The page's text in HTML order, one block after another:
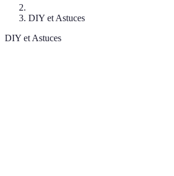
DIY et Astuces
DIY et Astuces